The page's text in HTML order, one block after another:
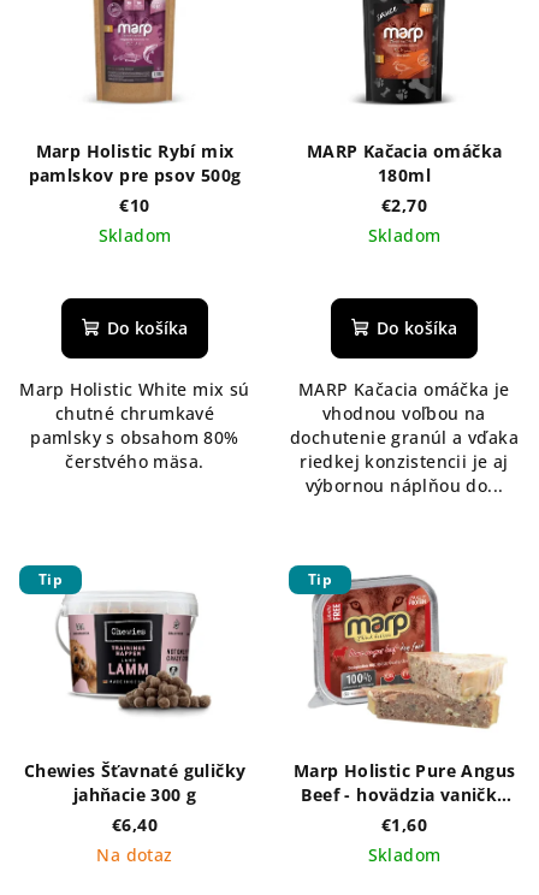
Marp Holistic Rybí mix
pamlskov pre psov 500g
€10
Skladom
Do košíka
Marp Holistic White mix sú
chutné chrumkavé
pamlsky s obsahom 80%
čerstvého mäsa.
MARP Kačacia omáčka
180ml
€2,70
Skladom
hodnotenie
produktu
z
5
hviezdičiek.
Do košíka
MARP Kačacia omáčka je
vhodnou voľbou na
dochutenie granúl a vďaka
riedkej konzistencii je aj
výbornou náplňou do...
Tip
Chewies Šťavnaté guličky
jahňacie 300 g
€6,40
Na dotaz
Tip
Marp Holistic Pure Angus
Beef - hovädzia vanička
100g
€1,60
Skladom